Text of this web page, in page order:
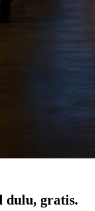
dulu, gratis.